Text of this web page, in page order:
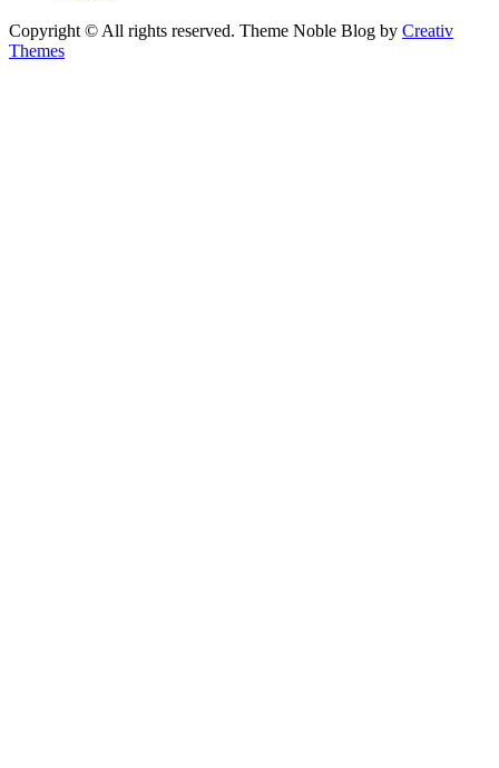
Copyright © All rights reserved. Theme Noble Blog by Creativ
Themes